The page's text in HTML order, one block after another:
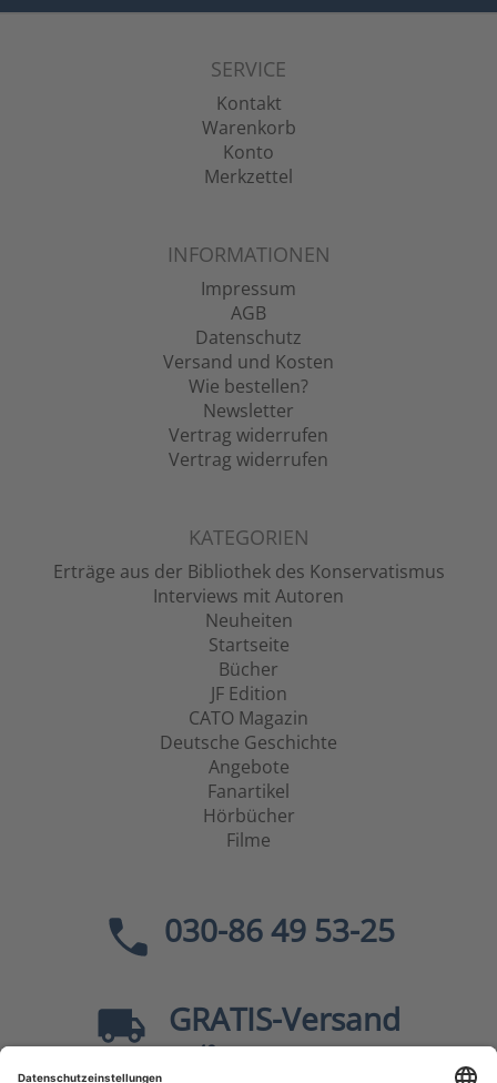
SERVICE
Kontakt
Warenkorb
Konto
Merkzettel
INFORMATIONEN
Impressum
AGB
Datenschutz
Versand und Kosten
Wie bestellen?
Newsletter
Vertrag widerrufen
Vertrag widerrufen
KATEGORIEN
Erträge aus der Bibliothek des Konservatismus
Interviews mit Autoren
Neuheiten
Startseite
Bücher
JF Edition
CATO Magazin
Deutsche Geschichte
Angebote
Fanartikel
Hörbücher
Filme
030-86 49 53-25
GRATIS-Versand
40